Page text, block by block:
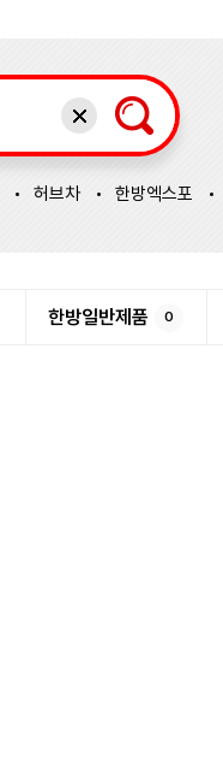
쌍화탕
허브차 한방엑스포
한방일반제품 0